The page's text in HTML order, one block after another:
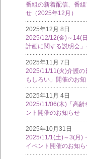
番組の新着配信、番
せ（2025年12月）
2025年12月 8日
2025/12/12(金)～14(
計画に関する説明会
2025年11月 7日
2025/11/11(火)介護の
もしろい」開催のお
2025年11月 4日
2025/11/06(木)「高齢
ント開催のお知らせ
2025年10月31日
2025/11/1(土)～3(月)
イベント開催のお知